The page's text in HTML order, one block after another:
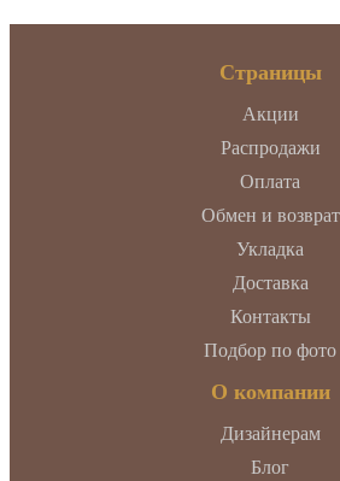
Страницы
Акции
Распродажи
Оплата
Обмен и возврат
Укладка
Доставка
Контакты
Подбор по фото
О компании
Дизайнерам
Блог